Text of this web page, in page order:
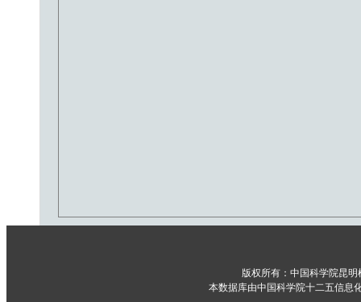
版权所有：中国科学院昆
本数据库由中国科学院十二五信息